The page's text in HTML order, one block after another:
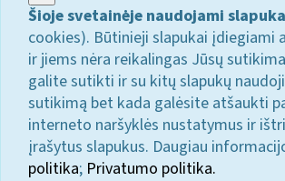
Šioje svetainėje naudojami
cookies). Būtinieji slapukai įdiegiami
ir jiems nėra reikalingas Jūsų
galite sutikti ir su kitų slapukų
sutikimą bet kada galėsite atšaukti
interneto naršyklės nustatymus ir
įrašytus slapukus. Daugiau
politika; Privatumo politika.